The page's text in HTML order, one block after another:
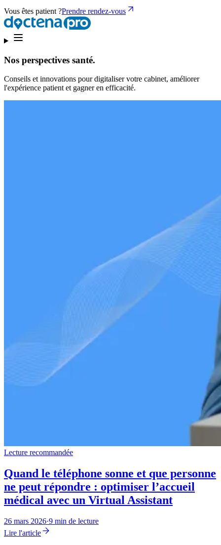
Vous êtes patient ?Prendre rendez-vous
Nos perspectives santé.
Conseils et innovations pour digitaliser votre cabinet, améliorer
l'expérience patient et gagner en efficacité.
Lecture recommandée
Quand le téléphone sonne et que personne
ne peut répondre : optimiser l’accueil
médical avec un Virtual Assistant
26 mars 2026·9 min de lecture
Lire l'article